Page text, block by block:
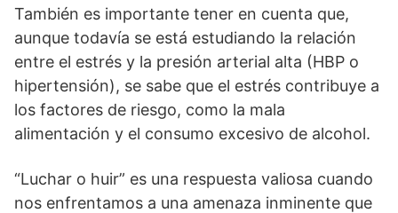
También es importante tener en cuenta que,
aunque todavía se está estudiando la relación
entre el estrés y la presión arterial alta (HBP o
hipertensión), se sabe que el estrés contribuye a
los factores de riesgo, como la mala
alimentación y el consumo excesivo de alcohol.
“Luchar o huir” es una respuesta valiosa cuando
nos enfrentamos a una amenaza inminente que